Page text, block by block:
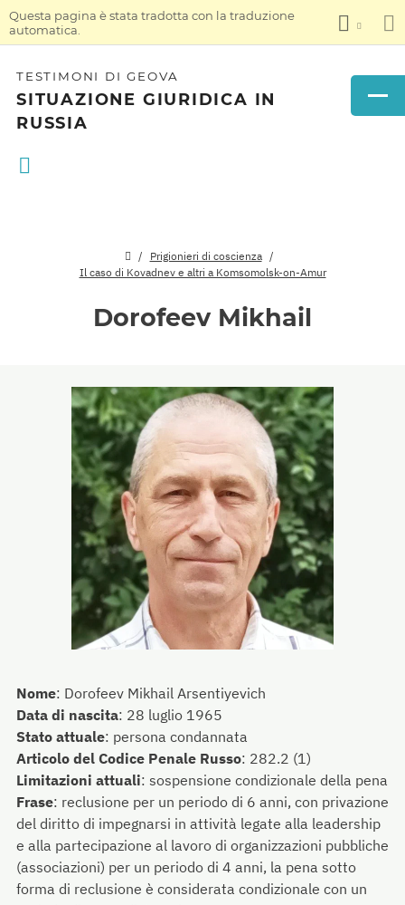
Questa pagina è stata tradotta con la traduzione
automatica.
TESTIMONI DI GEOVA
SITUAZIONE GIURIDICA IN
RUSSIA
Prigionieri di coscienza
Il caso di Kovadnev e altri a Komsomolsk-on-Amur
Dorofeev Mikhail
Nome: Dorofeev Mikhail Arsentiyevich
Data di nascita: 28 luglio 1965
Stato attuale: persona condannata
Articolo del Codice Penale Russo: 282.2 (1)
Limitazioni attuali: sospensione condizionale della pena
Frase: reclusione per un periodo di 6 anni, con privazione
del diritto di impegnarsi in attività legate alla leadership
e alla partecipazione al lavoro di organizzazioni pubbliche
(associazioni) per un periodo di 4 anni, la pena sotto
forma di reclusione è considerata condizionale con un